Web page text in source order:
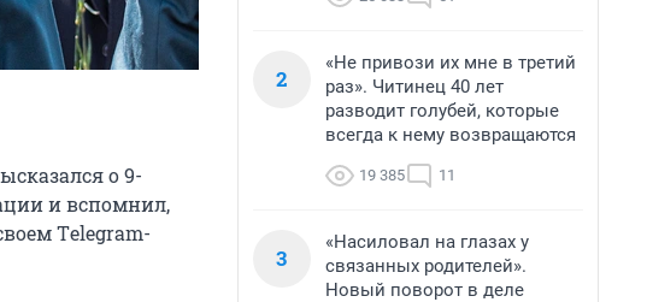
о 9-
и вспомнил,
Тelegram-
2
«Не привози их мне в третий
раз». Читинец 40 лет
разводит голубей, которые
всегда к нему возвращаются
19 385 11
3
«Насиловал на глазах у
связанных родителей».
Новый поворот в деле